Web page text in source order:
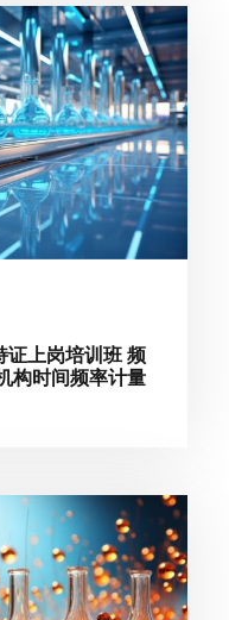
证上岗培训班 频
构时间频率计量